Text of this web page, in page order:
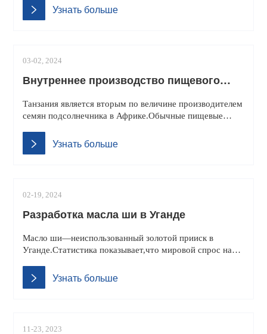
подсолнечным маслом.Согласно сообщению
британской сети Sky News от 4 числа,в Соединенном
Узнать больше
03-02, 2024
Внутреннее производство пищевого
Танзания является вторым по величине производителем
семян подсолнечника в Африке.Обычные пищевые
масло,пальмовое масло,подсолнечное масло,соевое
масло и кунжутное масло.
Узнать больше
02-19, 2024
Разработка масла ши в Уганде
Масло ши—неиспользованный золотой прииск в
Уганде.Статистика показывает,что мировой спрос на
долларов в 2017 году и 30 миллиардов долларов к 2020
Узнать больше
11-23, 2023